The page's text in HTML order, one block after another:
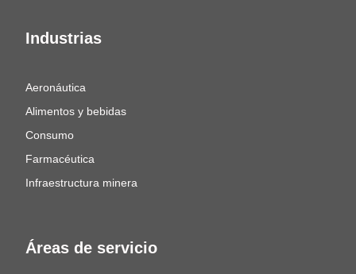
Áreas de servicio
Industrias
Aeronáutica
Alimentos y bebidas
Consumo
Farmacéutica
Infraestructura minera